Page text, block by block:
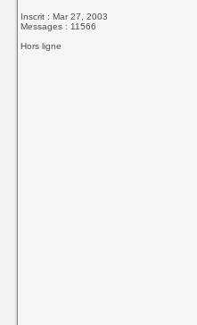
Inscrit : Mar 27, 2003
Messages : 11566
Hors ligne